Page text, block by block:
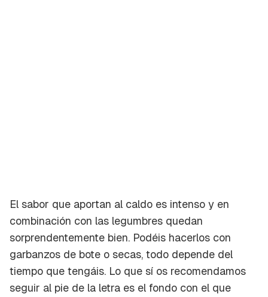
El sabor que aportan al caldo es intenso y en
combinación con las legumbres quedan
sorprendentemente bien. Podéis hacerlos con
garbanzos de bote o secas, todo depende del
tiempo que tengáis. Lo que sí os recomendamos
seguir al pie de la letra es el fondo con el que